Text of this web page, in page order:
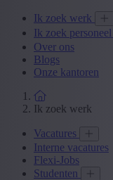
Ik zoek werk
Ik zoek personeel
Over ons
Blogs
Onze kantoren
Ik zoek werk
Vacatures
Interne vacatures
Flexi-Jobs
Studenten